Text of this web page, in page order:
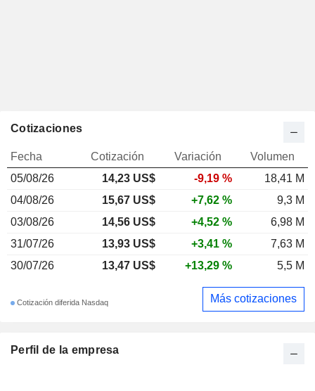
Perfil de la empresa
Cotizaciones
Fecha Cotización Variación
Volumen
05/08/26
14,23 US$ -9,19 %
18,41 M
04/08/26
15,67 US$ +7,62 %
9,3 M
03/08/26
14,56 US$ +4,52 %
6,98 M
31/07/26
13,93 US$ +3,41 %
7,63 M
30/07/26
13,47 US$ +13,29 % 5,5 M
Cotización diferida Nasdaq Más cotizaciones